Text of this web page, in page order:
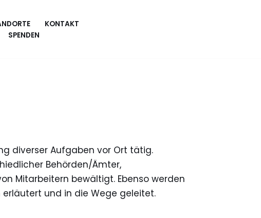
KONTAKT
SPENDEN
diverser Aufgaben vor Ort tätig.
Behörden/Ämter,
Mitarbeitern bewältigt. Ebenso werden
und in die Wege geleitet.